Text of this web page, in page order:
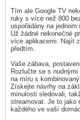
Tím ale Google TV
ruky s více než 800
uspořádány na
Už žádné nekonečné
více aplikacemi. Najít
předtím.
Vaše zábava,
Rozlučte se s
na míru s
Získejte návrhy na
minulosti sledovali,
streamovat. Je to jako
každého ve vaší